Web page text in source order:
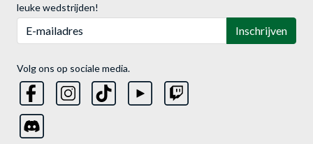
leuke wedstrijden!
Inschrijven
Volg ons op sociale media.